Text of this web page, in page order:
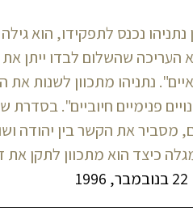
נתניהו נכנס לתפקידו, הוא
העריכה שהשלום לבדו ייתן את
נתניהו מתכוון לשנות
פנימיים חיוביים".
מסביר את הקשר בין יהודה
כיצד הוא מתכוון לתקן
22 בנובמבר, 1996